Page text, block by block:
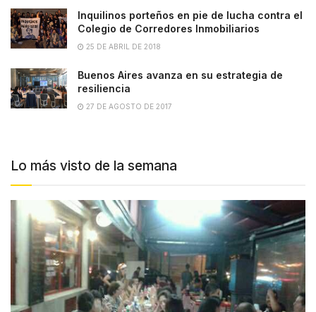
Inquilinos porteños en pie de lucha contra el
Colegio de Corredores Inmobiliarios
25 DE ABRIL DE 2018
Buenos Aires avanza en su estrategia de
resiliencia
27 DE AGOSTO DE 2017
Lo más visto de la semana